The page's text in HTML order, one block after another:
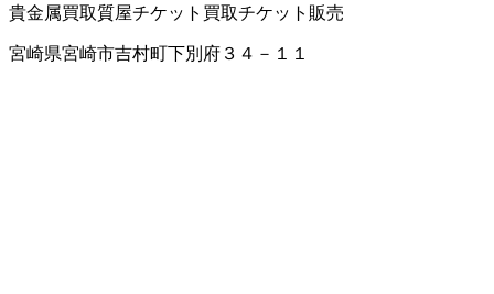
貴金属買取質屋チケット買取チケット販売
宮崎県宮崎市吉村町下別府３４－１１